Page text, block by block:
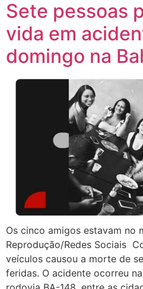
Sete pessoas
vida em
domingo na
Os cinco amigos estavam no
Reprodução/Redes Sociais
veículos causou a morte de
feridas. O acidente ocorreu